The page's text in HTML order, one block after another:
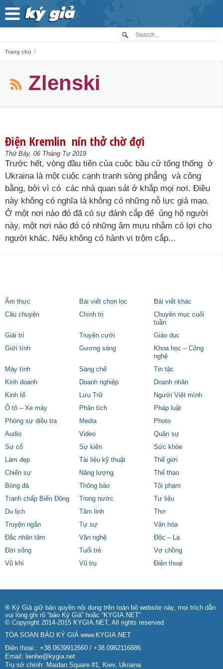
Trang chủ /
Zlenski
Điện Kremlin nín thở chờ đợi
Thứ Bảy, 06 Tháng Tư 2019
Trước hết, vòng đầu tiên của cuộc bầu cử tổng thống ở
Ukraina là một cuộc cạnh tranh sòng phẳng và công
bằng, bởi vì có các nhà quan sát ở khắp mọi nơi. Điều
này không có nghĩa là không có những nỗ lực giả mạo.
Ở một nơi nào đó đã có sự đánh cắp để ủng hộ người
này, một nơi nào đó có những âm mưu nhằm có lợi cho
người khác. Nếu không có hành vi trộm cắp...
Ẩm thực Bài viết chọn lọc
Bài viết khác
Câu chuyện
Chính trị
Chuyên mục cuối
tuần
Giải trí
Truyện cười
Giáo dục
Giới tính
Gương sáng
Khoa học – Công
nghệ
Máy tính
Sáng chế
Tin tặc
Kinh doanh
Doanh nghiệp
Doanh nhân
Kinh tế
Lưu Trữ
Người Việt mình
Ô tô – Xe máy
Phân tích
Pháp luật
Phóng sự điều tra
Media
Photo
Audio
Video
Quân sự
Sự cố
Sự kiện
Sức khỏe
Làm đẹp
Tài liệu kỹ thuật
Thế giới
Chiến sự
Năng lượng
Thể thao
Bóng đá
Thông báo
Tội phạm
Tranh chấp Biển Đông
Trong nước
Tư liệu
Du lịch
Tâm linh
Thơ
Truyện ngắn
Tự sự
Văn hóa
Đắc nhân tâm
Văn nghệ
Độc – Lạ
Đời sống
Tuổi trẻ
Vợ chồng
Vũ khí
Vũ trụ Điện thoại
® Ký Giả giữ bản quyền nội dung trên toàn bộ website này, mọi trích dẫn
vui lòng ghi rõ “báo Ký Giả” hoặc “KYGIA.NET”
© Copyright 2014-2015 KYGIA.NET, All rights reserved
TÒA SOẠN BÁO KÝ GIẢ www.KYGIA.NET
Điện thoại.: +38.0639912660 / +38.0962116886
Email: lienhe@kygia.net
Trụ sở chính: Maidan Square #1, Kiev, Ukraina